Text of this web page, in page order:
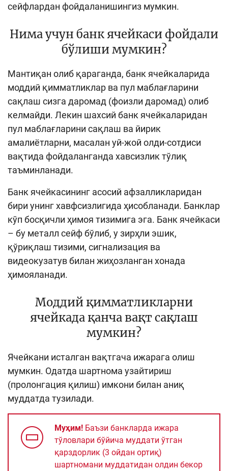
Лойиҳа ҳақида
Кенгайтирилган қидирув
Сайт харитаси
сейфлардан фойдаланишингиз мумкин.
Нима учун банк ячейкаси фойдали
бўлиши мумкин?
Мантиқан олиб қараганда, банк ячейкаларида
моддий қимматликлар ва пул маблағларини
сақлаш сизга даромад (фоизли даромад) олиб
келмайди. Лекин шахсий банк ячейкаларидан
пул маблағларини сақлаш ва йирик
амалиётларни, масалан уй-жой олди-сотдиси
вақтида фойдаланганда хавсизлик тўлиқ
таъминланади.
Банк ячейкасининг асосий афзалликларидан
бири унинг хавфсизлигида ҳисобланади. Банклар
кўп босқичли ҳимоя тизимига эга. Банк ячейкаси
– бу металл сейф бўлиб, у зирҳли эшик,
қўриқлаш тизими, сигнализация ва
видеокузатув билан жиҳозланган хонада
ҳимояланади.
Моддий қимматликларни
ячейкада қанча вақт сақлаш
мумкин?
Ячейкани исталган вақтгача ижарага олиш
мумкин. Одатда шартнома узайтириш
(пролонгация қилиш) имкони билан аниқ
муддатда тузилади.
Муҳим! Баъзи банкларда ижара
тўловлари бўйича муддати ўтган
қарздорлик (3 ойдан ортиқ)
шартномани муддатидан олдин бекор